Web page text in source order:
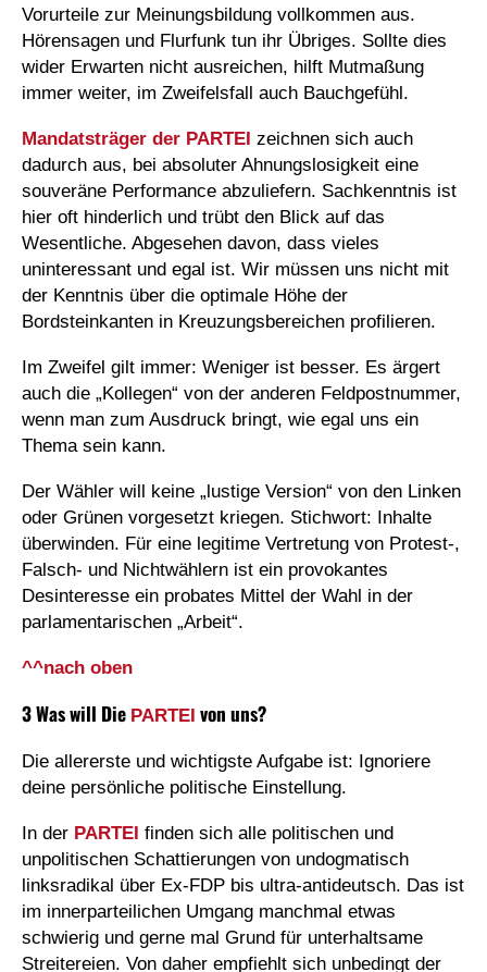
Vorurteile zur Meinungsbildung vollkommen aus.
Hörensagen und Flurfunk tun ihr Übriges. Sollte dies
wider Erwarten nicht ausreichen, hilft Mutmaßung
immer weiter, im Zweifelsfall auch Bauchgefühl.
Mandatsträger der PARTEI zeichnen sich auch
dadurch aus, bei absoluter Ahnungslosigkeit eine
souveräne Performance abzuliefern. Sachkenntnis ist
hier oft hinderlich und trübt den Blick auf das
Wesentliche. Abgesehen davon, dass vieles
uninteressant und egal ist. Wir müssen uns nicht mit
der Kenntnis über die optimale Höhe der
Bordsteinkanten in Kreuzungsbereichen profilieren.
Im Zweifel gilt immer: Weniger ist besser. Es ärgert
auch die „Kollegen“ von der anderen Feldpostnummer,
wenn man zum Ausdruck bringt, wie egal uns ein
Thema sein kann.
Der Wähler will keine „lustige Version“ von den Linken
oder Grünen vorgesetzt kriegen. Stichwort: Inhalte
überwinden. Für eine legitime Vertretung von Protest-,
Falsch- und Nichtwählern ist ein provokantes
Desinteresse ein probates Mittel der Wahl in der
parlamentarischen „Arbeit“.
^^nach oben
3 Was will Die PARTEI von uns?
Die allererste und wichtigste Aufgabe ist: Ignoriere
deine persönliche politische Einstellung.
In der PARTEI finden sich alle politischen und
unpolitischen Schattierungen von undogmatisch
linksradikal über Ex-FDP bis ultra-antideutsch. Das ist
im innerparteilichen Umgang manchmal etwas
schwierig und gerne mal Grund für unterhaltsame
Streitereien. Von daher empfiehlt sich unbedingt der